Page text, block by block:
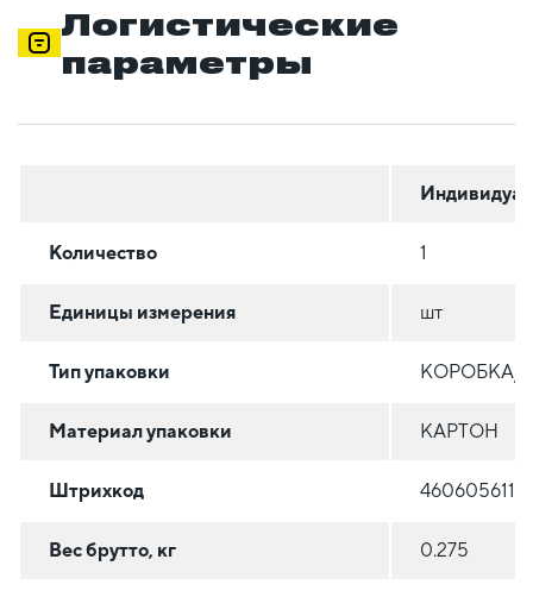
Логистические
параметры
Количество 1
Единицы измерения шт
Тип упаковки КОРОБКА/
Материал упаковки КАРТОН
Штрихкод
Вес брутто, кг 0.275